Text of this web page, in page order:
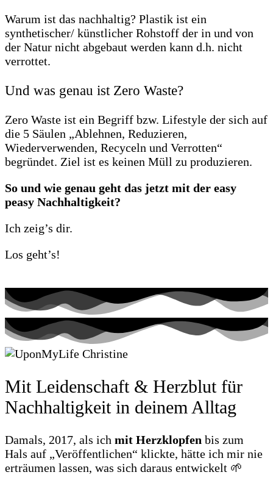
Warum ist das nachhaltig? Plastik ist ein
synthetischer/ künstlicher Rohstoff der in und von
der Natur nicht abgebaut werden kann d.h. nicht
verrottet.
Und was genau ist Zero Waste?
Zero Waste ist ein Begriff bzw. Lifestyle der sich auf
die 5 Säulen „Ablehnen, Reduzieren,
Wiederverwenden, Recyceln und Verrotten“
begründet. Ziel ist es keinen Müll zu produzieren.
So und wie genau geht das jetzt mit der easy
peasy Nachhaltigkeit?
Ich zeig’s dir.
Los geht’s!
Mit Leidenschaft & Herzblut für
Nachhaltigkeit in deinem Alltag
Damals, 2017, als ich mit Herzklopfen bis zum
Hals auf „Veröffentlichen“ klickte, hätte ich mir nie
erträumen lassen, was sich daraus entwickelt 🌱